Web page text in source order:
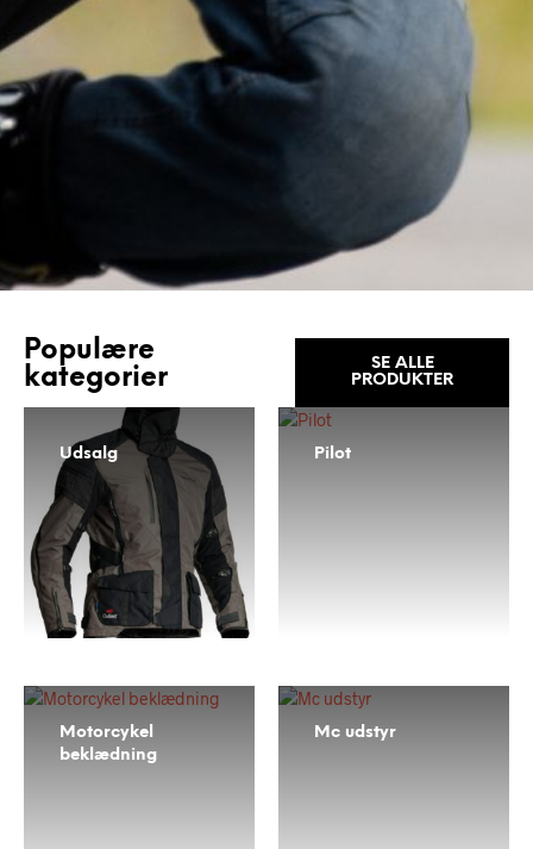
Populære
kategorier
SE ALLE
PRODUKTER
Udsalg Pilot
Motorcykel
beklædning
Mc udstyr